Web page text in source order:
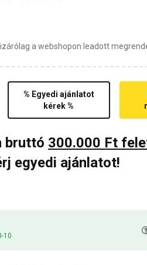
a webshopon leadott
% Egyedi ajánlatot
kérek %
bruttó 300.000 Ft
egyedi ajánlatot!
10